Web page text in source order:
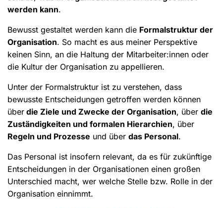
werden kann.
Bewusst gestaltet werden kann die Formalstruktur der
Organisation. So macht es aus meiner Perspektive
keinen Sinn, an die Haltung der Mitarbeiter:innen oder
die Kultur der Organisation zu appellieren.
Unter der Formalstruktur ist zu verstehen, dass
bewusste Entscheidungen getroffen werden können
über die Ziele und Zwecke der Organisation, über die
Zuständigkeiten und formalen Hierarchien, über
Regeln und Prozesse und über das Personal.
Das Personal ist insofern relevant, da es für zukünftige
Entscheidungen in der Organisationen einen großen
Unterschied macht, wer welche Stelle bzw. Rolle in der
Organisation einnimmt.